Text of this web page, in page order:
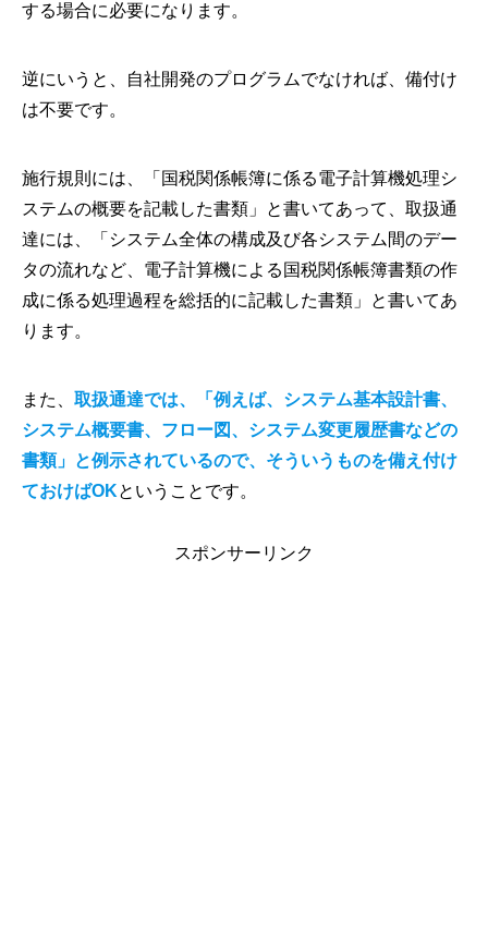
する場合に必要になります。
逆にいうと、自社開発のプログラムでなければ、備付け
は不要です。
施行規則には、「国税関係帳簿に係る電子計算機処理シ
ステムの概要を記載した書類」と書いてあって、取扱通
達には、「システム全体の構成及び各システム間のデー
タの流れなど、電子計算機による国税関係帳簿書類の作
成に係る処理過程を総括的に記載した書類」と書いてあ
ります。
また、 取扱通達では、「例えば、システム基本設計書、
システム概要書、フロー図、システム変更履歴書などの
書類」と例示されているので、そういうものを備え付け
ておけばOKということです。
スポンサーリンク